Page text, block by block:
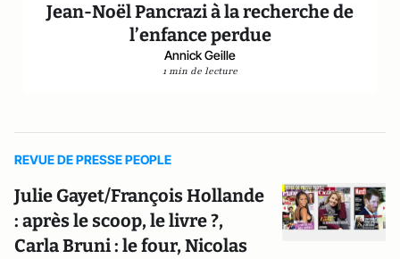
Jean-Noël Pancrazi à la recherche de
l’enfance perdue
Annick Geille
1 min de lecture
REVUE DE PRESSE PEOPLE
Julie Gayet/François Hollande
: après le scoop, le livre ?,
Carla Bruni : le four, Nicolas